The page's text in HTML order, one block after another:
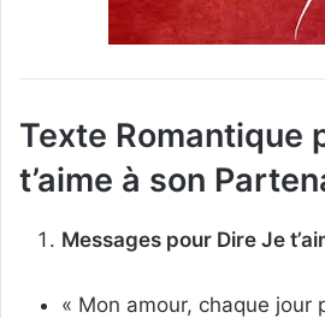
Texte Romantique
t’aime à son
Messages pour Dire Je
« Mon amour, chaque jour